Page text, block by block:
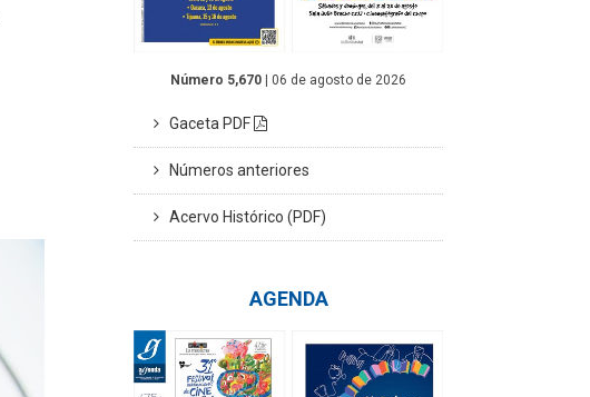
Número 5,670 | 06 de agosto de 2026
Gaceta PDF
Números anteriores
Acervo Histórico (PDF)
AGENDA